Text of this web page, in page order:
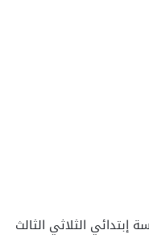
إبتدائي الثلاثي الثالث